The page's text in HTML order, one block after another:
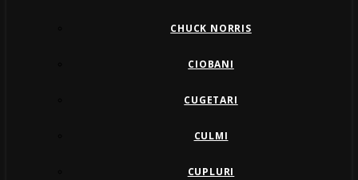
CHUCK NORRIS
CIOBANI
CUGETARI
CULMI
CUPLURI